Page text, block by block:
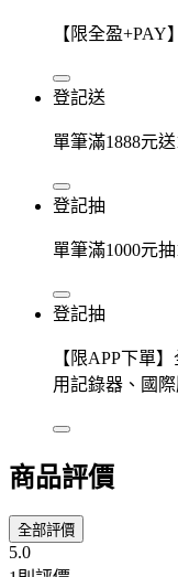
【限全盈+PAY
登記送
單筆滿1888元
登記抽
單筆滿1000元
登記抽
【限APP下單
用記錄器、國
商品評價
全部評價
5.0